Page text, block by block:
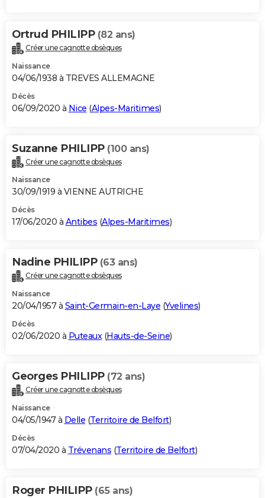
Ortrud PHILIPP (82 ans)
Créer une cagnotte obsèques
Naissance
04/06/1938 à TREVES ALLEMAGNE
Décès
06/09/2020 à Nice (Alpes-Maritimes)
Suzanne PHILIPP (100 ans)
Créer une cagnotte obsèques
Naissance
30/09/1919 à VIENNE AUTRICHE
Décès
17/06/2020 à Antibes (Alpes-Maritimes)
Nadine PHILIPP (63 ans)
Créer une cagnotte obsèques
Naissance
20/04/1957 à Saint-Germain-en-Laye (Yvelines)
Décès
02/06/2020 à Puteaux(Hauts-de-Seine)
Georges PHILIPP (72 ans)
Créer une cagnotte obsèques
Naissance
04/05/1947 à Delle (Territoire de Belfort)
Décès
07/04/2020 à Trévenans (Territoire de Belfort)
Roger PHILIPP (65 ans)